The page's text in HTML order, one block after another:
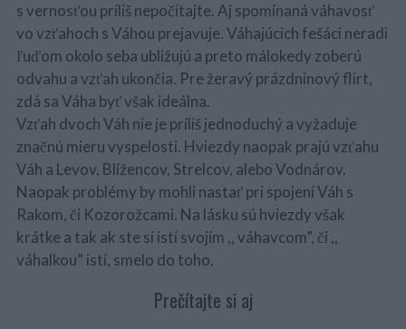
s vernosťou príliš nepočítajte. Aj spomínaná váhavosť
vo vzťahoch s Váhou prejavuje. Váhajúcich fešáci neradi
ľuďom okolo seba ubližujú a preto málokedy zoberú
odvahu a vzťah ukončia. Pre žeravý prázdninový flirt,
zdá sa Váha byť však ideálna.
Vzťah dvoch Váh nie je príliš jednoduchý a vyžaduje
značnú mieru vyspelosti. Hviezdy naopak prajú vzťahu
Váh a Levov, Blížencov, Strelcov, alebo Vodnárov.
Naopak problémy by mohli nastať pri spojení Váh s
Rakom, či Kozorožcami. Na lásku sú hviezdy však
krátke a tak ak ste si istí svojím ,, váhavcom”, či ,,
váhalkou” istí, smelo do toho.
Prečítajte si aj